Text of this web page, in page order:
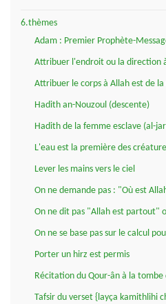
6.thèmes
Adam : Premier Prophète-
Attribuer l'endroit ou la direction
Attribuer le corps à Allah est de
Hadith an-Nouzoul (descente)
Hadith de la femme esclave (al-
L'eau est la première des
Lever les mains vers le ciel
On ne demande pas : "Où est
On ne dit pas "Allah est partout"
On ne se base pas sur le calcul
Porter un hirz est permis
Récitation du Qour-ân à la tombe
Tafsir du verset {layça kamithlihi